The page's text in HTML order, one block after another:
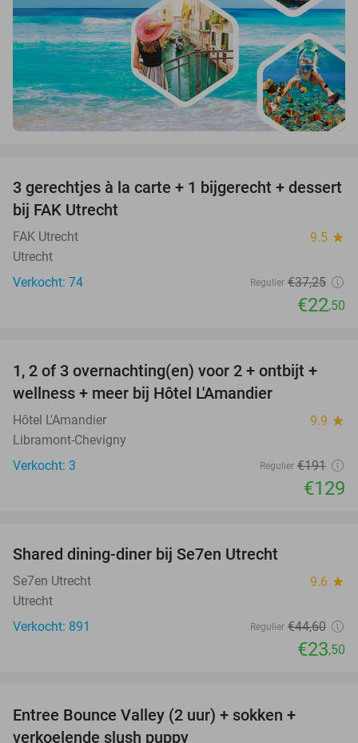
40%
3 gerechtjes à la carte + 1 bijgerecht + dessert
bij FAK Utrecht
FAK Utrecht 9.5 star
Utrecht
Verkocht: 74
Regulier €37,25
€22,50
32%
TODAY
1, 2 of 3 overnachting(en) voor 2 + ontbijt +
wellness + meer bij Hôtel L'Amandier
Hôtel L'Amandier 9.9 star
Libramont-Chevigny
Verkocht: 3
Regulier €191
€129
Shared dining-diner bij Se7en Utrecht
Se7en Utrecht 9.6 star
Utrecht
Verkocht: 891
Regulier €44,60
€23,50
Entree Bounce Valley (2 uur) + sokken +
verkoelende slush puppy